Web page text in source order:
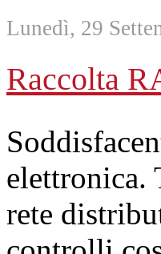
Lunedì, 29
Raccolta
elettronica.
rete